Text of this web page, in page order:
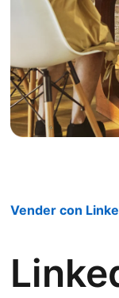
Vender con